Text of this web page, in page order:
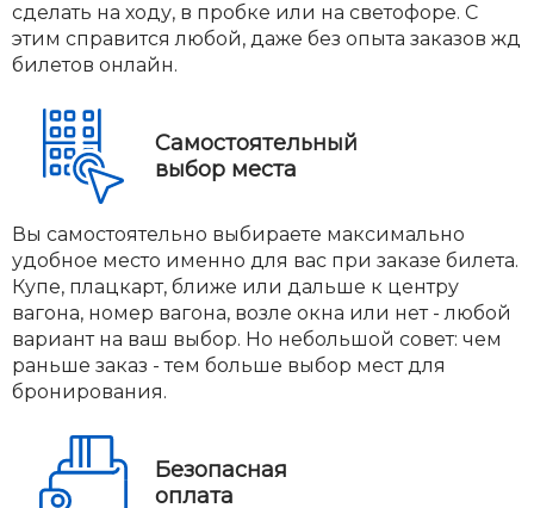
сделать на ходу, в пробке или на светофоре. С
этим справится любой, даже без опыта заказов жд
билетов онлайн.
Самостоятельный
выбор места
Вы самостоятельно выбираете максимально
удобное место именно для вас при заказе билета.
Купе, плацкарт, ближе или дальше к центру
вагона, номер вагона, возле окна или нет - любой
вариант на ваш выбор. Но небольшой совет: чем
раньше заказ - тем больше выбор мест для
бронирования.
Безопасная
оплата